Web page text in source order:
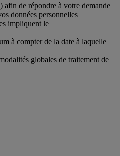
de répondre à votre demande
données personnelles
impliquent le
à compter de la date à laquelle
globales de traitement de